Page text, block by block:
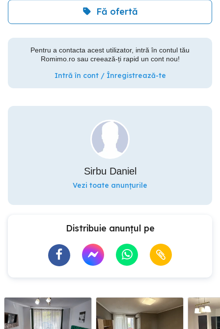
Fă ofertă
Pentru a contacta acest utilizator, intră în contul tău
Romimo.ro sau creează-ți rapid un cont nou!
Intră în cont / Înregistrează-te
Sirbu Daniel
Vezi toate anunțurile
Distribuie anunțul pe